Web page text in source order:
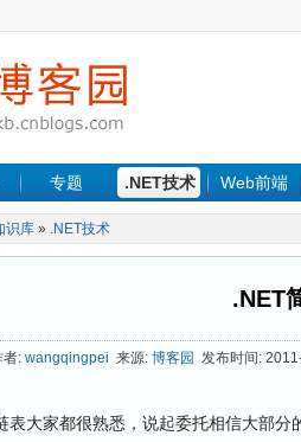
专题 .NET技术 Web前端
识库 » .NET技术
.NET
者: wangqingpei 来源: 博客园 发布时间:
大家都很熟悉，说起委托相信大部分